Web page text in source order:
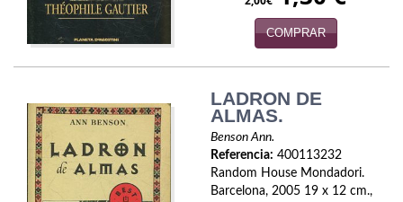
COMPRAR
LADRON DE
ALMAS.
Benson Ann.
Referencia: 400113232
Random House Mondadori.
Barcelona, 2005 19 x 12 cm.,